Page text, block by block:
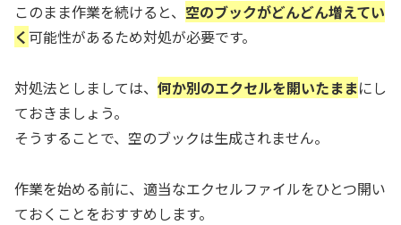
このまま作業を続けると、 空のブックがどんどん増えてい
く 可能性があるため対処が必要です。
対処法としましては、 何か別のエクセルを開いたままにし
ておきましょう。
そうすることで、空のブックは生成されません。
作業を始める前に、適当なエクセルファイルをひとつ開い
ておくことをおすすめします。